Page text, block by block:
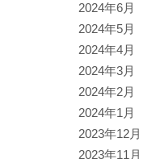
2024年6月
2024年5月
2024年4月
2024年3月
2024年2月
2024年1月
2023年12月
2023年11月